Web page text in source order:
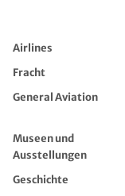
Airlines
Fracht
General Aviation
Museen und
Ausstellungen
Geschichte